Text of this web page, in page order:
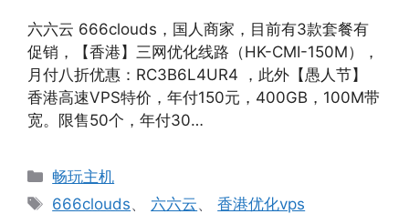
六六云 666clouds，国人商家，目前有3款套餐有
促销，【香港】三网优化线路（HK-CMI-150M），
月付八折优惠：RC3B6L4UR4 ，此外【愚人节】
香港高速VPS特价，年付150元，400GB，100M带
宽。限售50个，年付30…
分
类
畅玩主机
标
666clouds、 六六云、香港优化vps